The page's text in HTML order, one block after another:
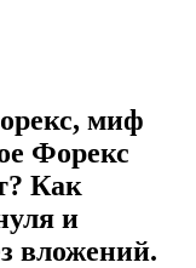
миф
Форекс
Как
и
вложений.